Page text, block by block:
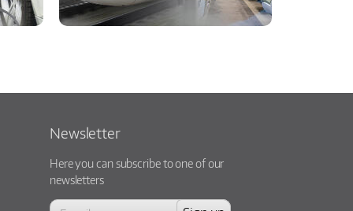
Newsletter
Here you can subscribe to one of our
newsletters